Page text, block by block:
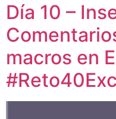
Día 10 –
macros en